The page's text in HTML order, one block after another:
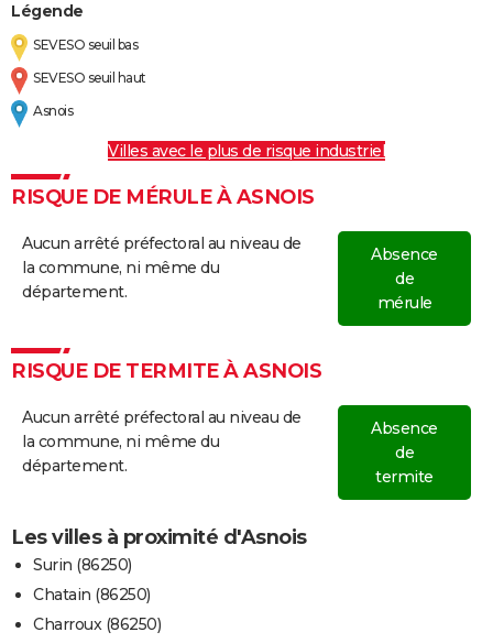
Légende
SEVESO seuil bas
SEVESO seuil haut
Asnois
Villes avec le plus de risque industriel
RISQUE DE MÉRULE À ASNOIS
Aucun arrêté préfectoral au niveau de
la commune, ni même du
département.
Absence
de
mérule
RISQUE DE TERMITE À ASNOIS
Aucun arrêté préfectoral au niveau de
la commune, ni même du
département.
Absence
de
termite
Les villes à proximité d'Asnois
Surin (86250)
Chatain (86250)
Charroux (86250)